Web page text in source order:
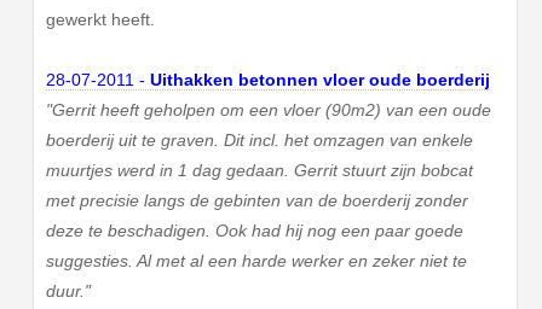
gewerkt heeft.
28-07-2011 -Uithakken betonnen vloer oude boerderij
"Gerrit heeft geholpen om een vloer (90m2) van een oude
boerderij uit te graven. Dit incl. het omzagen van enkele
muurtjes werd in 1 dag gedaan. Gerrit stuurt zijn bobcat
met precisie langs de gebinten van de boerderij zonder
deze te beschadigen. Ook had hij nog een paar goede
suggesties. Al met al een harde werker en zeker niet te
duur."